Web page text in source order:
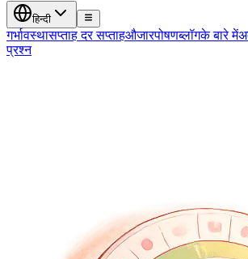
हिन्दी
गर्भावस्थासप्ताह दर सप्ताहऔजारपोषणब्लॉगके बारे में
प्रश्न